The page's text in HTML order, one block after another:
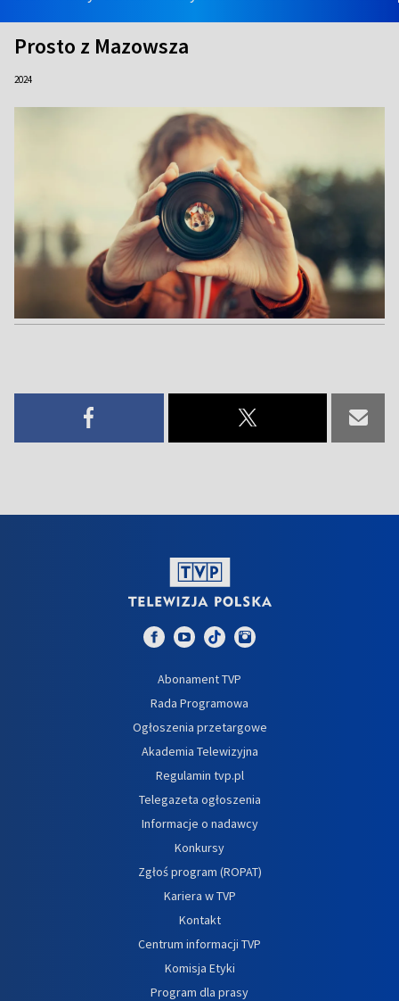
Prosto z Mazowsza
2024
Abonament TVP
Rada Programowa
Ogłoszenia przetargowe
Akademia Telewizyjna
Regulamin tvp.pl
Telegazeta ogłoszenia
Informacje o nadawcy
Konkursy
Zgłoś program (ROPAT)
Kariera w TVP
Kontakt
Centrum informacji TVP
Komisja Etyki
Program dla prasy